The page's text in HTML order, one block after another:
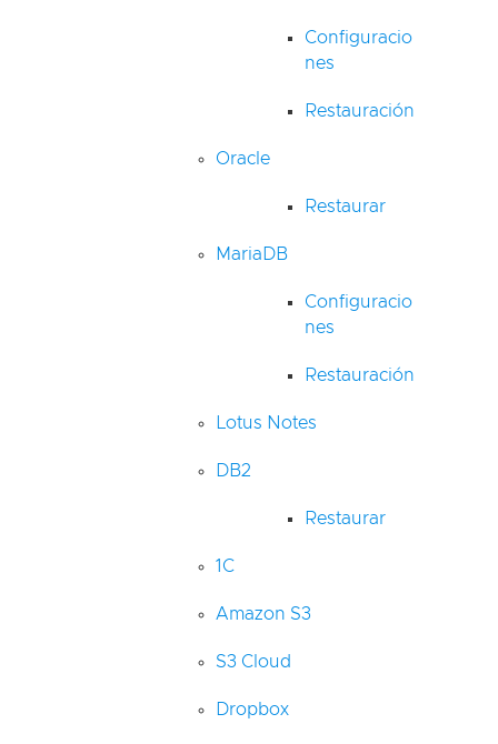
Configuracio
nes
Restauración
Oracle
Restaurar
MariaDB
Configuracio
nes
Restauración
Lotus Notes
DB2
Restaurar
1C
Amazon S3
S3 Cloud
Dropbox